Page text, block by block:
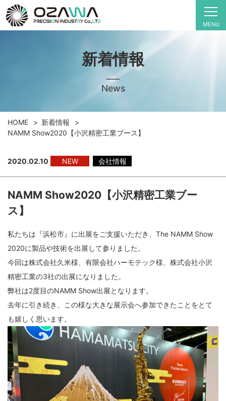
MENU
新着情報
News
HOME
新着情報
NAMM Show2020【小沢精密工業ブース】
2020.02.10 NEW 会社情報
NAMM Show2020【小沢精密工業ブー
ス】
私たちは『浜松市』に出展をご支援いただき、The NAMM Show
2020に製品や技術を出展して参りました。
今回は株式会社久米様、有限会社ハーモテック様、株式会社小沢
精密工業の3社の出展になりました。
弊社は2度目のNAMM Show出展となります。
去年に引き続き、この様な大きな展示会へ参加できたことをとて
も嬉しく思います。